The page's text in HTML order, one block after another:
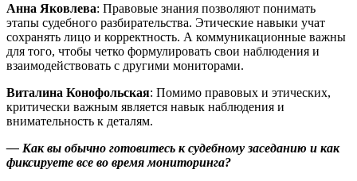
Анна Яковлева: Правовые знания позволяют понимать
этапы судебного разбирательства. Этические навыки учат
сохранять лицо и корректность. А коммуникационные важны
для того, чтобы четко формулировать свои наблюдения и
взаимодействовать с другими мониторами.
Виталина Конофольская: Помимо правовых и этических,
критически важным является навык наблюдения и
внимательность к деталям.
— Как вы обычно готовитесь к судебному заседанию и как
фиксируете все во время мониторинга?